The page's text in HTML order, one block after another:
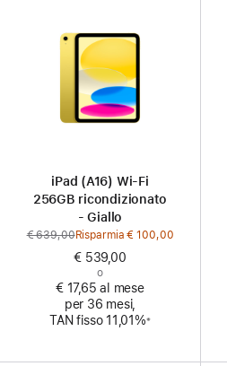
iPad (A16) Wi‑Fi
256GB ricondizionato
- Giallo
€ 639,00Prezzo
precedente
Risparmia € 100,00
€ 539,00
o
€ 17,65 al mese
per 36 mesi,
TAN fisso 11,01%※